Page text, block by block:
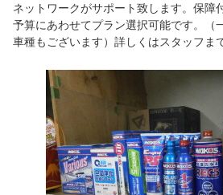
ネットワークがサポート致します。保障
予算にあわせてプラン選択可能です。（
車種もございます）詳しくはスタッフまで